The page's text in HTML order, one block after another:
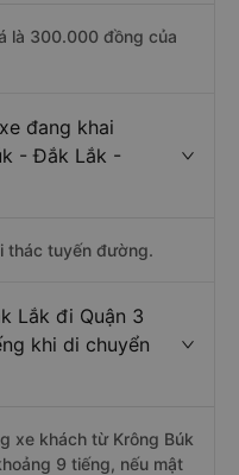
là 300.000 đồng của
đang khai
- Đắk Lắk -
thác tuyến đường.
Lắk đi Quận 3
khi di chuyển
xe khách từ Krông Búk
9 tiếng, nếu mật